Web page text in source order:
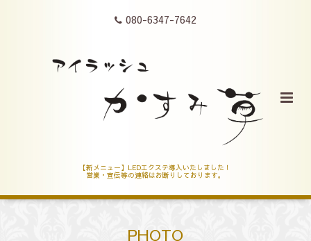
080-6347-7642
【新メニュー】LEDエクステ導入いたしました！
営業・宣伝等の連絡はお断りしております。
PHOTO